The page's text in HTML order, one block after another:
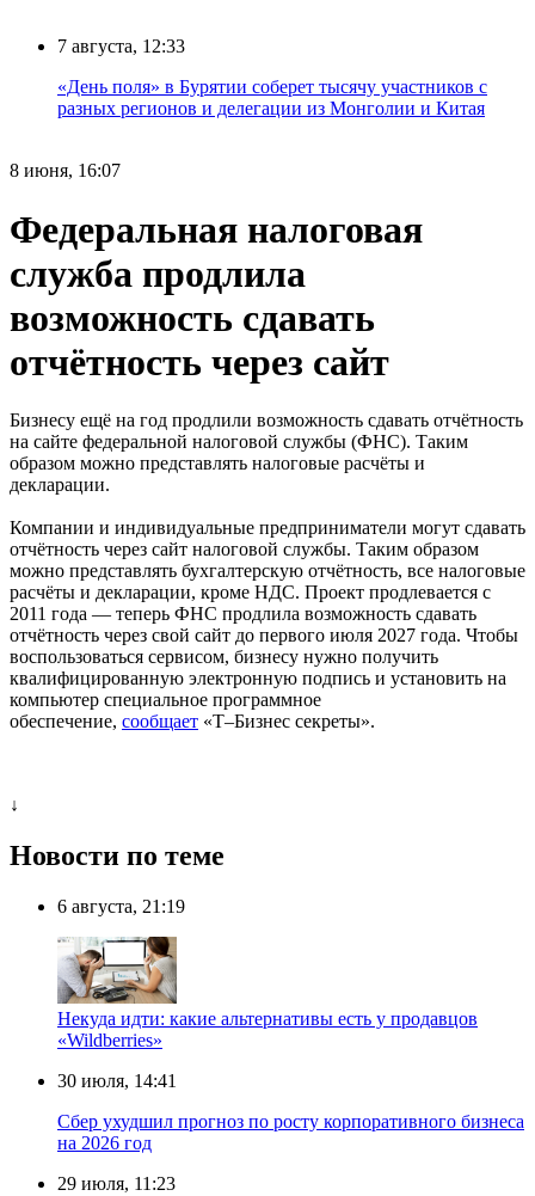
7 августа, 12:33
«День поля» в Бурятии соберет тысячу участников с
разных регионов и делегации из Монголии и Китая
8 июня, 16:07
Федеральная налоговая
служба продлила
возможность сдавать
отчётность через сайт
Бизнесу ещё на год продлили возможность сдавать отчётность
на сайте федеральной налоговой службы (ФНС). Таким
образом можно представлять налоговые расчёты и
декларации.
Компании и индивидуальные предприниматели могут сдавать
отчётность через сайт налоговой службы. Таким образом
можно представлять бухгалтерскую отчётность, все налоговые
расчёты и декларации, кроме НДС. Проект продлевается с
2011 года — теперь ФНС продлила возможность сдавать
отчётность через свой сайт до первого июля 2027 года. Чтобы
воспользоваться сервисом, бизнесу нужно получить
квалифицированную электронную подпись и установить на
компьютер специальное программное
обеспечение, сообщает «Т–Бизнес секреты».
↓
Новости по теме
6 августа, 21:19
Некуда идти: какие альтернативы есть у продавцов
«Wildberries»
30 июля, 14:41
Сбер ухудшил прогноз по росту корпоративного бизнеса
на 2026 год
29 июля, 11:23